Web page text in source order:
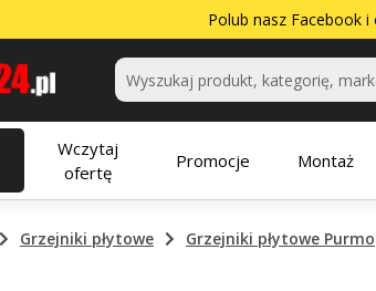
Polub nasz Facebook i
Wczytaj
ofertę
Promocje Montaż
Grzejniki płytowe Grzejniki płytowe Purmo